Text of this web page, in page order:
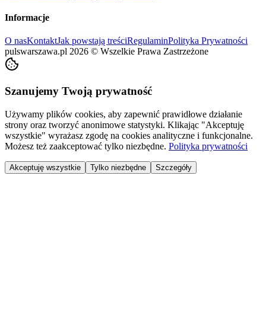
Informacje
O nasKontaktJak powstają treściRegulaminPolityka Prywatności
pulswarszawa.pl 2026 © Wszelkie Prawa Zastrzeżone
Szanujemy Twoją prywatność
Używamy plików cookies, aby zapewnić prawidłowe działanie
strony oraz tworzyć anonimowe statystyki. Klikając "Akceptuję
wszystkie" wyrażasz zgodę na cookies analityczne i funkcjonalne.
Możesz też zaakceptować tylko niezbędne. Polityka prywatności
Akceptuję wszystkie Tylko niezbędne Szczegóły